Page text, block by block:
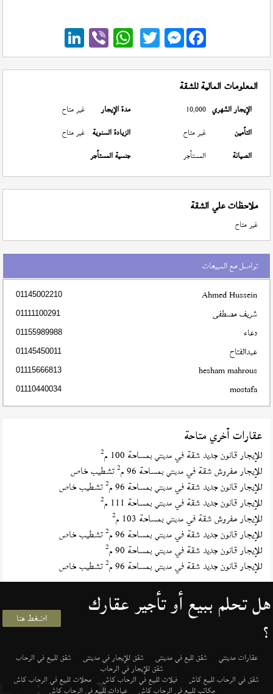
Messenger
المعلومات المالية للشقة
الإيجار الشهري 10,000 مدة الإيجار
غير متاح
التأمين
غير متاح الزيادة السنوية غير متاح
الصيانة
المستأجر جنسية المستأجر
ملاحظات علي الشقة
غير متاح
تواصل مع المبيعات
Ahmed Hussein
01145002210
شريف مصطفى 01111100291
دعاء 01155989988
عبدالفتاح 01145450011
hesham mahrous
01115666813
mostafa
01110440034
عقارات أخري متاحة
للإيجار قانون جديد شقة فيمدينتي بمساحة 100 م 2
للإيجار مفروش شقة فيمدينتي بمساحة 96 م 2تشطيب خاص
للإيجار قانون جديد شقة فيمدينتي بمساحة 96 م 2تشطيب خاص
للإيجار قانون جديد شقة فيمدينتي بمساحة 111 م 2
للإيجار مفروش شقة فيمدينتي بمساحة 103 م 2
للإيجار قانون جديد شقة فيمدينتي بمساحة 96 م 2تشطيب خاص
للإيجار قانون جديد شقة فيمدينتي بمساحة 90 م 2
للإيجار قانون جديد شقة فيمدينتي بمساحة 96 م 2تشطيب خاص
هل تحلم ببيع أو تأجير عقارك
؟ اضغط هنا
عقارات مدينتي شقق لليع في مدينتى شقق للإيجار في مدينتى شقق للبيع في الرحاب
شقق للإيجار في الرحاب
شقق في الرحاب للبيع كاش فيلات للبيع في الرحاب كاش محلات للبيع في الرحاب كاش
مكاتب للبيع في الرحاب كاش عيادات للبيع في الرحاب كاش